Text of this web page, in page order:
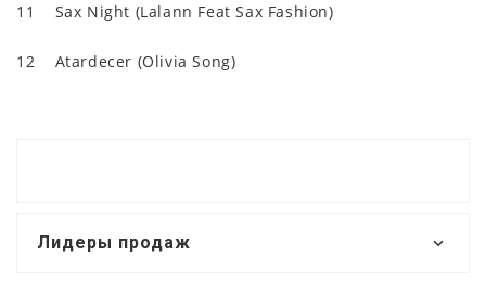
11 Sax Night (Lalann Feat Sax Fashion)
12 Atardecer (Olivia Song)
Лидеры продаж